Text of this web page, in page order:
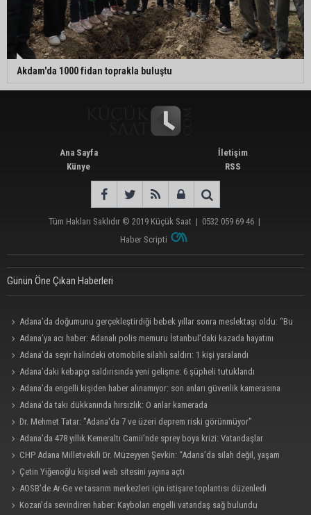
Akdam'da 1000 fidan toprakla buluştu
Ana Sayfa
Künye
İletişim
RSS
Tüm Hakları Saklıdır © 2019 Küçük Saat | 0532 059 69 46 |
Haber Scripti
Günün Öne Çıkan Haberleri
Adana’da doğumunu gerçekleştirdiği bebek yıllar sonra meslektaşı oldu: “Bu
çok gurur verici”
Adana’ya acı haber: Adanalı polis memuru İstanbul’daki kazada hayatını
kaybetti
Adana’da seyir halindeki otomobile silahlı saldırı: 1 kişi yaralandı
Adana’daki kebapçı saldırısında yeni gelişme: 6 şüpheli tutuklandı
Adana’da engelli kişiden haber alınamıyor: son anları güvenlik kamerasına
yansıdı.
Adana’da takı dükkanında hırsızlık: O anlar kamerada
Dr. Mehmet Tatar: "Adana'da 7 ve üzeri deprem riski görünmüyor"
Adana’da 478 yıllık Kemeraltı Camii’nde sprey boya krizi: Vatandaşlar
denetimlerin artırılmasını istedi
CHP Adana Milletvekili Dr. Müzeyyen Şevkin: “Adana’da silah değil, yaşam
hakkı korunmalı”
Çetin Yiğenoğlu kişisel web sitesini yayına açtı
AOSB’de Ar-Ge ve tasarım merkezleri için istişare toplantısı düzenledi
Kozan’da sevindiren haber: Kaybolan engelli vatandaş sağ bulundu